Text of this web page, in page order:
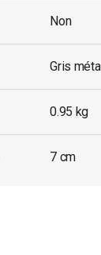
Non
Gris
0.95 kg
7 cm